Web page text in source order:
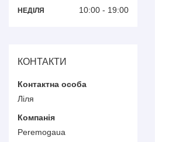
НЕДІЛЯ 10:00 19:00
КОНТАКТИ
Ліля
Peremogaua